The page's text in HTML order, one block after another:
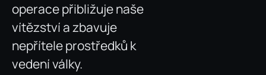
operace přibližuje naše
vítězství a zbavuje
nepřítele prostředků k
vedení války.